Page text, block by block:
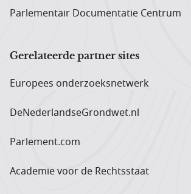
Parlementair Documentatie Centrum
Gerelateerde partner sites
Europees onderzoeks­netwerk
DeNederlandseGrondwet.nl
Parlement.com
Academie voor de Rechtsstaat